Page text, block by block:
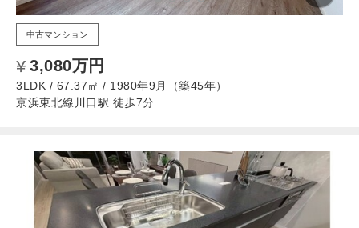
中古マンション
3,080万円
3LDK / 67.37㎡ / 1980年9月（築45年）
京浜東北線川口駅 徒歩7分